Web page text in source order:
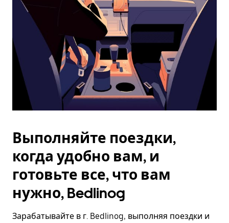
Выполняйте поездки,
когда удобно вам, и
готовьте все, что вам
нужно, Bedlinog
Зарабатывайте в г. Bedlinog, выполняя поездки и